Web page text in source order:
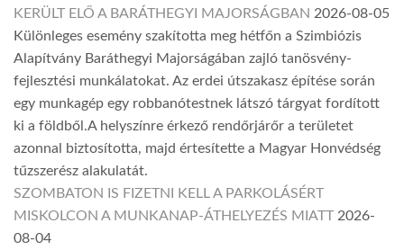
KERÜLT ELŐ A BARÁTHEGYI MAJORSÁGBAN 2026-08-05
Különleges esemény szakította meg hétfőn a Szimbiózis
Alapítvány Baráthegyi Majorságában zajló tanösvény-
fejlesztési munkálatokat. Az erdei útszakasz építése során
egy munkagép egy robbanótestnek látszó tárgyat fordított
ki a földből.A helyszínre érkező rendőrjárőr a területet
azonnal biztosította, majd értesítette a Magyar Honvédség
tűzszerész alakulatát.
SZOMBATON IS FIZETNI KELL A PARKOLÁSÉRT
MISKOLCON A MUNKANAP-ÁTHELYEZÉS MIATT 2026-
08-04